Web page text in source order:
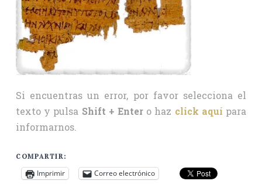
Si encuentras un error, por favor selecciona el
texto y pulsa Shift + Enter o haz click aquí para
informarnos.
COMPARTIR:
Imprimir Correo electrónico